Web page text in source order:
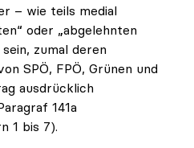
– wie teils medial
oder „abgelehnten
zumal deren
SPÖ, FPÖ, Grünen und
ausdrücklich
141a
1 bis 7).